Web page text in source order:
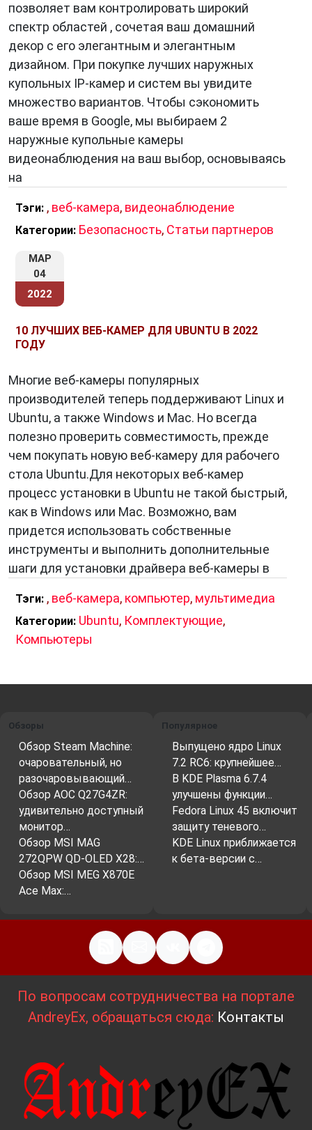
позволяет вам контролировать широкий
спектр областей , сочетая ваш домашний
декор с его элегантным и элегантным
дизайном. При покупке лучших наружных
купольных IP-камер и систем вы увидите
множество вариантов. Чтобы сэкономить
ваше время в Google, мы выбираем 2
наружные купольные камеры
видеонаблюдения на ваш выбор, основываясь
на
Тэги: , веб-камера, видеонаблюдение
Категории: Безопасность, Статьи партнеров
МАР
04
2022
10 ЛУЧШИХ ВЕБ-КАМЕР ДЛЯ UBUNTU В 2022
ГОДУ
Многие веб-камеры популярных
производителей теперь поддерживают Linux и
Ubuntu, а также Windows и Mac. Но всегда
полезно проверить совместимость, прежде
чем покупать новую веб-камеру для рабочего
стола Ubuntu.Для некоторых веб-камер
процесс установки в Ubuntu не такой быстрый,
как в Windows или Mac. Возможно, вам
придется использовать собственные
инструменты и выполнить дополнительные
шаги для установки драйвера веб-камеры в
Тэги: , веб-камера, компьютер, мультимедиа
Категории: Ubuntu, Комплектующие,
Компьютеры
Обзоры
Обзор Steam Machine:
очаровательный, но
разочаровывающий…
Обзор AOC Q27G4ZR:
удивительно доступный
монитор…
Обзор MSI MAG
272QPW QD-OLED X28:…
Обзор MSI MEG X870E
Ace Max:…
Популярное
Выпущено ядро Linux
7.2 RC6: крупнейшее…
В KDE Plasma 6.7.4
улучшены функции…
Fedora Linux 45 включит
защиту теневого…
KDE Linux приближается
к бета-версии с…
По вопросам сотрудничества на портале
AndreyEx, обращаться сюда: Контакты